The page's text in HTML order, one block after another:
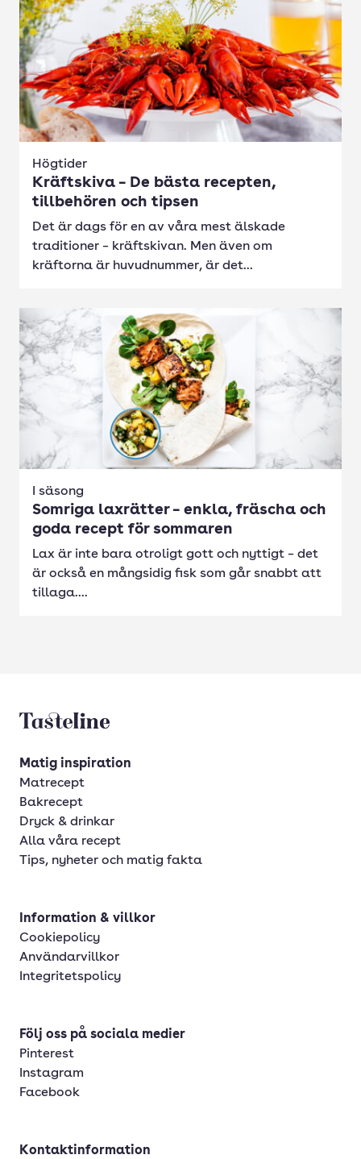
Högtider
Kräftskiva – De bästa recepten,
tillbehören och tipsen
Det är dags för en av våra mest älskade
traditioner – kräftskivan. Men även om
kräftorna är huvudnummer, är det...
I säsong
Somriga laxrätter – enkla, fräscha och
goda recept för sommaren
Lax är inte bara otroligt gott och nyttigt – det
är också en mångsidig fisk som går snabbt att
tillaga....
Tasteline startsida
Matig inspiration
Matrecept
Bakrecept
Dryck & drinkar
Alla våra recept
Tips, nyheter och matig fakta
Information & villkor
Cookiepolicy
Användarvillkor
Integritetspolicy
Följ oss på sociala medier
Pinterest
Instagram
Facebook
Kontaktinformation